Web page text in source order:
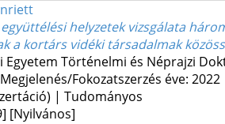
helyzetek vizsgálata
a kortárs vidéki társadalmak
Egyetem Történelmi és Néprajzi
Megjelenés/Fokozatszerzés éve: 2022
| Tudományos
[Nyilvános]